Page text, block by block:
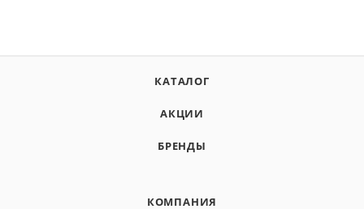
КАТАЛОГ
АКЦИИ
БРЕНДЫ
КОМПАНИЯ